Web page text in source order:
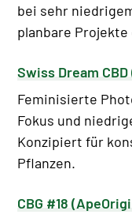
bei sehr
planbare
Swiss Dream
Feminisierte
Fokus und
Konzipiert für
Pflanzen.
CBG #18